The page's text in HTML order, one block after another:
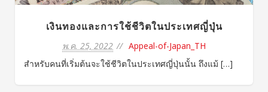
เงินทองและการใช้ชีวิตในประเทศญี่ปุ่น
พ.ค. 25, 2022
Appeal-of-Japan_TH
สำหรับคนที่เริ่มต้นจะใช้ชีวิตในประเทศญี่ปุ่นนั้น ถึงแม้ […]